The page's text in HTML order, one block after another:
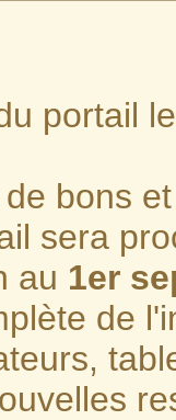
portail
bons
sera
au 1er
de